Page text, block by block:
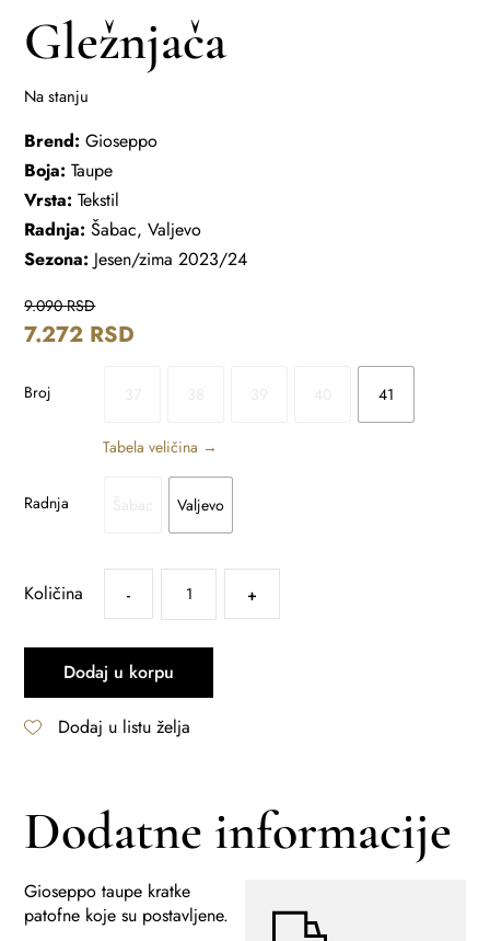
Gležnjača
Na stanju
Brend: Gioseppo
Boja: Taupe
Vrsta: Tekstil
Radnja: Šabac, Valjevo
Sezona: Jesen/zima 2023/24
9.090RSD
7.272 RSD
Broj 41
Tabela veličina →
Radnja Valjevo
Količina - +
Dodaj u korpu
Dodaj u listu želja
Dodatne informacije
Gioseppo taupe kratke
patofne koje su postavljene.